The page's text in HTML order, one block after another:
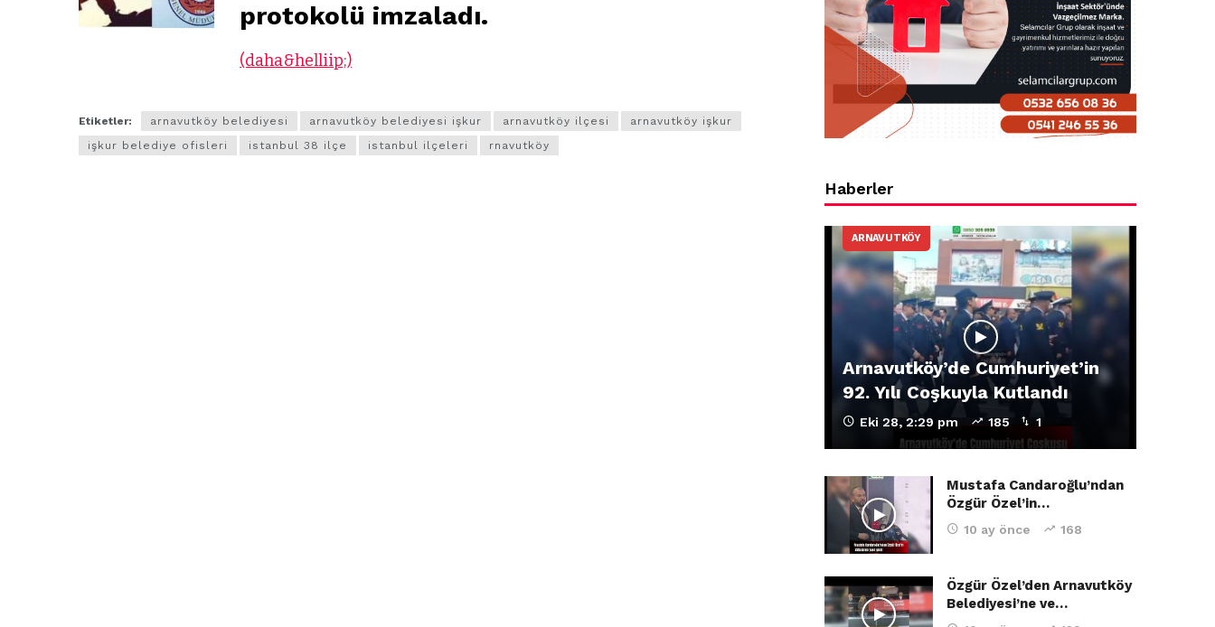
protokolü imzaladı.
(daha&helliip;)
Etiketler: arnavutköy belediyesi arnavutköy belediyesi işkur arnavutköy ilçesi
arnavutköy işkur
işkur belediye ofisleri
istanbul 38 ilçe istanbul ilçeleri rnavutköy
Haberler
ARNAVUTKÖY
Arnavutköy’de Cumhuriyet’in
92. Yılı Coşkuyla Kutlandı
Eki 28, 2:29 pm 185 1
Mustafa Candaroğlu’ndan
Özgür Özel’in…
10 ay önce 168
Özgür Özel’den Arnavutköy
Belediyesi’ne ve…